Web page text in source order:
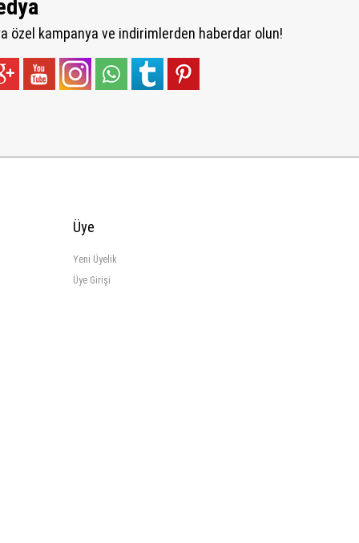
özel kampanya ve indirimlerden haberdar olun!
Üye
Yeni Üyelik
Üye Girişi